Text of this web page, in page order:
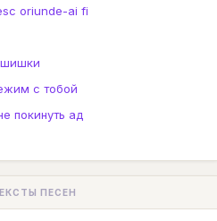
oriunde-ai fi
с тобой
покинуть ад
ПЕСЕН